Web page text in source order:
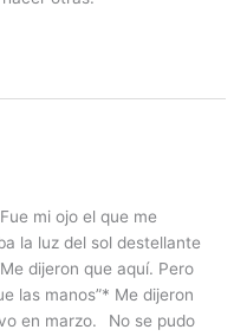
mi ojo el que me
la luz del sol destellante
dijeron que aquí. Pero
las manos”* Me dijeron
en marzo. No se pudo